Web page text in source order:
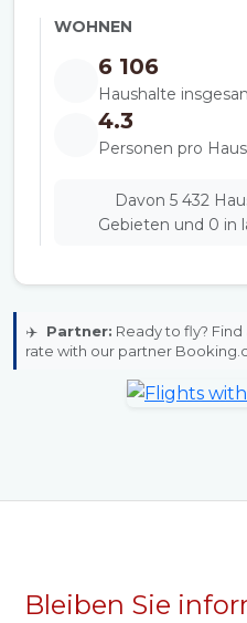
WOHNEN
6 106
Haushalte
4.3
Personen pro
Davon 5 432
Gebieten und 0 in
✈️ Partner: Ready to fly?
rate with our partner
Bleiben Sie